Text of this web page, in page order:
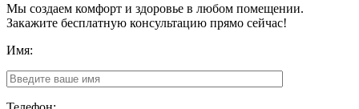
Мы создаем комфорт и здоровье в любом помещении.
Закажите бесплатную консультацию прямо сейчас!
Имя: